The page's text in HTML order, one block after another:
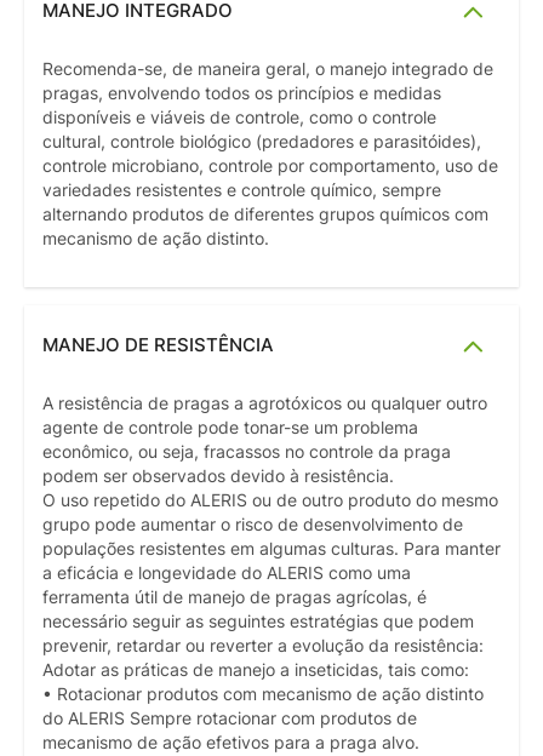
MANEJO INTEGRADO
Recomenda-se, de maneira geral, o manejo integrado de
pragas, envolvendo todos os princípios e medidas
disponíveis e viáveis de controle, como o controle
cultural, controle biológico (predadores e parasitóides),
controle microbiano, controle por comportamento, uso de
variedades resistentes e controle químico, sempre
alternando produtos de diferentes grupos químicos com
mecanismo de ação distinto.
MANEJO DE RESISTÊNCIA
A resistência de pragas a agrotóxicos ou qualquer outro
agente de controle pode tonar-se um problema
econômico, ou seja, fracassos no controle da praga
podem ser observados devido à resistência.
O uso repetido do ALERIS ou de outro produto do mesmo
grupo pode aumentar o risco de desenvolvimento de
populações resistentes em algumas culturas. Para manter
a eficácia e longevidade do ALERIS como uma
ferramenta útil de manejo de pragas agrícolas, é
necessário seguir as seguintes estratégias que podem
prevenir, retardar ou reverter a evolução da resistência:
Adotar as práticas de manejo a inseticidas, tais como:
• Rotacionar produtos com mecanismo de ação distinto
do ALERIS Sempre rotacionar com produtos de
mecanismo de ação efetivos para a praga alvo.